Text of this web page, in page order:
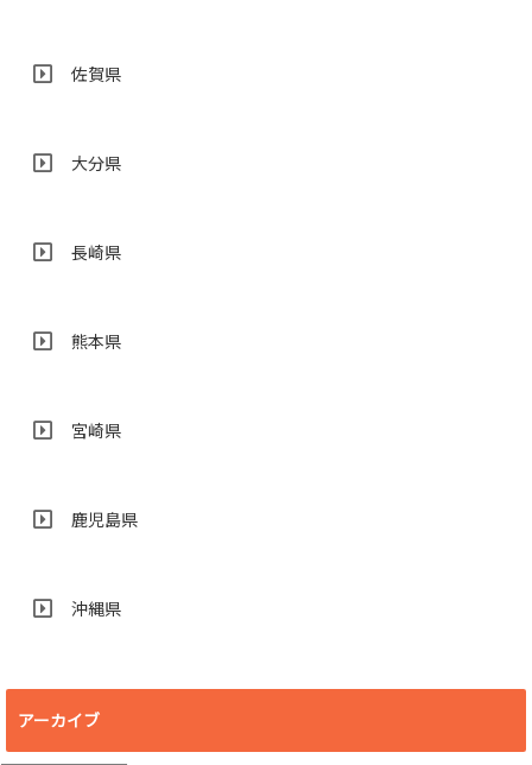
佐賀県
大分県
長崎県
熊本県
宮崎県
鹿児島県
沖縄県
アーカイブ